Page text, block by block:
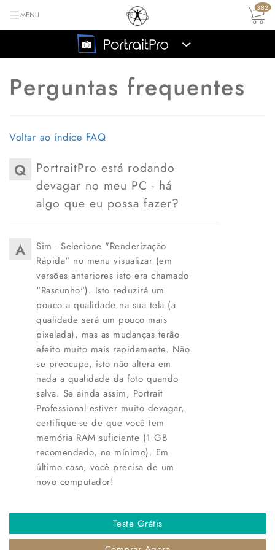
MENU
382
›
Perguntas frequentes
Voltar ao índice FAQ
Q
PortraitPro está rodando
devagar no meu PC - há
algo que eu possa fazer?
A
Sim - Selecione "Renderização
Rápida" no menu visualizar (em
versões anteriores isto era chamado
"Rascunho"). Isto reduzirá um
pouco a qualidade na sua tela (a
qualidade será um pouco mais
pixelada), mas as mudanças terão
efeito muito mais rapidamente. Não
se preocupe, isto não altera em
nada a qualidade da foto quando
salva. Se ainda assim, Portrait
Professional estiver muito devagar,
certifique-se de que você tem
memória RAM suficiente (1 GB
recomendado, no mínimo). Em
último caso, você precisa de um
novo computador!
Teste Grátis